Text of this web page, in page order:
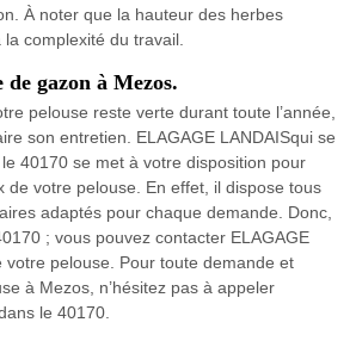
À noter que la hauteur des herbes
complexité du travail.
gazon à Mezos.
pelouse reste verte durant toute l’année,
son entretien. ELAGAGE LANDAISqui se
40170 se met à votre disposition pour
de votre pelouse. En effet, il dispose tous
adaptés pour chaque demande. Donc,
; vous pouvez contacter ELAGAGE
votre pelouse. Pour toute demande et
à Mezos, n’hésitez pas à appeler
le 40170.